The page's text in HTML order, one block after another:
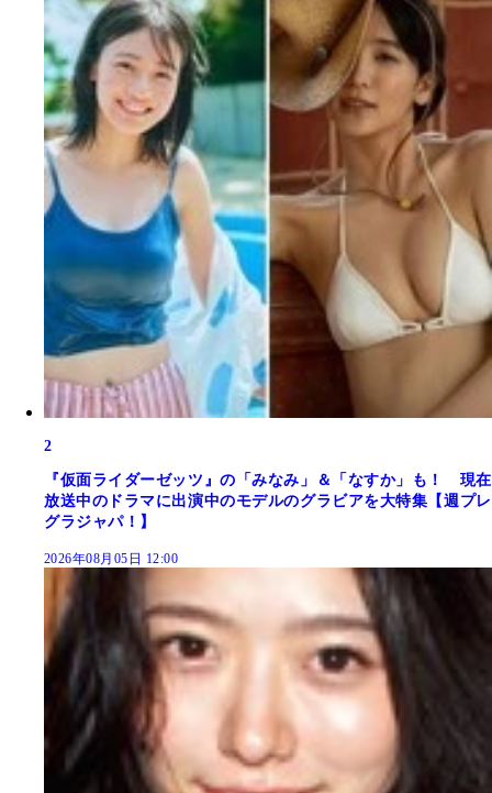
2
『仮面ライダーゼッツ』の「みなみ」＆「なすか」も！ 現在
放送中のドラマに出演中のモデルのグラビアを大特集【週プレ
グラジャパ！】
2026年08月05日 12:00